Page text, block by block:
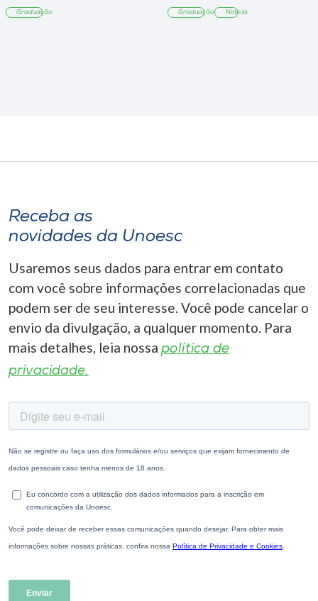
Graduação Graduação Notícia
Receba as
novidades da Unoesc
Usaremos seus dados para entrar em contato
com você sobre informações correlacionadas que
podem ser de seu interesse. Você pode cancelar o
envio da divulgação, a qualquer momento. Para
mais detalhes, leia nossa política de
privacidade.